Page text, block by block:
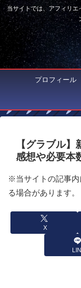
当サイトでは、アフィリ
プロフィール
【グラブル
感想や必要本
※当サイトの記事内
る場合があります。
X